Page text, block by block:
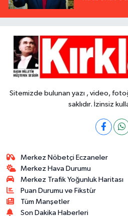
Sitemizde bulunan yazı , video,
saklıdır. İzinsiz
Merkez Nöbetçi Eczaneler
Merkez Hava Durumu
Merkez Trafik Yoğunluk Haritası
Puan Durumu ve Fikstür
Tüm Manşetler
Son Dakika Haberleri